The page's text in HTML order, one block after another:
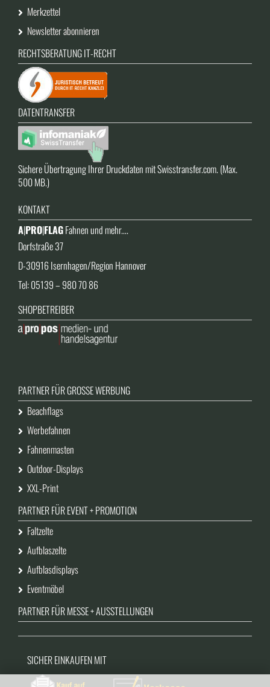
Merkzettel
Newsletter abonnieren
RECHTSBERATUNG IT-RECHT
DATENTRANSFER
Sichere Übertragung Ihrer Druckdaten mit Swisstransfer.com. (Max.
500 MB.)
KONTAKT
A|PRO|FLAGFahnen und mehr....
Dorfstraße 37
D-30916 Isernhagen/Region Hannover
Tel: 05139 – 980 70 86
SHOPBETREIBER
PARTNER FÜR GROSSE WERBUNG
Beachflags
Werbefahnen
Fahnenmasten
Outdoor-Displays
XXL-Print
PARTNER FÜR EVENT + PROMOTION
Faltzelte
Aufblaszelte
Aufblasdisplays
Eventmöbel
PARTNER FÜR MESSE + AUSSTELLUNGEN
SICHER EINKAUFEN MIT